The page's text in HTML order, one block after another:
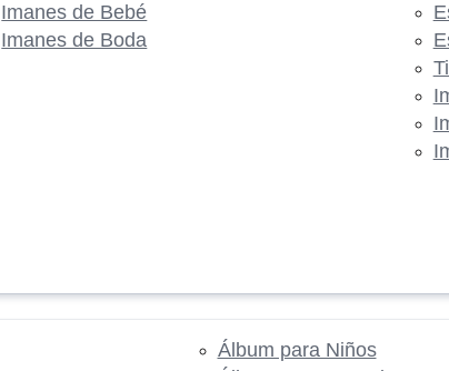
Imanes de Bebé
Imanes de Boda
Álbum para Niños